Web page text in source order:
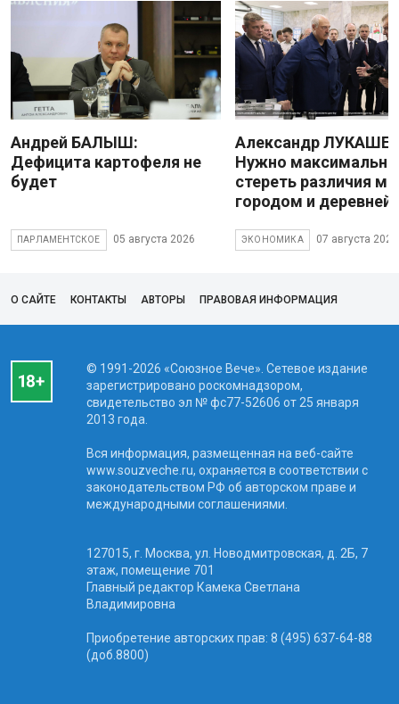
Андрей БАЛЫШ:
Дефицита картофеля не
будет
ПАРЛАМЕНТСКОЕ 05 августа 2026
Александр
Нужно максимально
стереть различия
городом и деревней
ЭКОНОМИКА 07 августа 2026
О САЙТЕ КОНТАКТЫ АВТОРЫ ПРАВОВАЯ ИНФОРМАЦИЯ
© 1991-2026 «Союзное Вече». Сетевое издание
зарегистрировано роскомнадзором,
свидетельство эл № фc77-52606 от 25 января
2013 года.
Вся информация, размещенная на веб-сайте
www.souzveche.ru, охраняется в соответствии с
законодательством РФ об авторском праве и
международными соглашениями.
127015, г. Москва, ул. Новодмитровская, д. 2Б, 7
этаж, помещение 701
Главный редактор Камека Светлана
Владимировна
Приобретение авторских прав: 8 (495) 637-64-88
(доб.8800)